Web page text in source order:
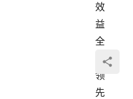
效
益
全
面
领
先